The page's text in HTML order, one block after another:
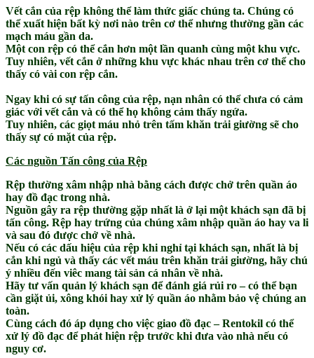
Vết cắn của rệp không thể làm thức giấc chúng ta. Chúng có
thể xuất hiện bất kỳ nơi nào trên cơ thể nhưng thường gần các
mạch máu gần da.
Một con rệp có thể cắn hơn một lần quanh cùng một khu vực.
Tuy nhiên, vết cắn ở những khu vực khác nhau trên cơ thể cho
thấy có vài con rệp cắn.
Ngay khi có sự tấn công của rệp, nạn nhân có thể chưa có cảm
giác với vết cắn và có thể họ không cảm thấy ngứa.
Tuy nhiên, các giọt máu nhỏ trên tấm khăn trải giường sẽ cho
thấy sự có mặt của rệp.
Các nguồn Tấn công của Rệp
Rệp thường xâm nhập nhà bằng cách được chở trên quần áo
hay đồ đạc trong nhà.
Nguồn gây ra rệp thường gặp nhất là ở lại một khách sạn đã bị
tấn công. Rệp hay trứng của chúng xâm nhập quần áo hay va li
và sau đó được chở về nhà.
Nếu có các dấu hiệu của rệp khi nghỉ tại khách sạn, nhất là bị
cắn khi ngủ và thấy các vết máu trên khăn trải giường, hãy chú
ý nhiều đến viêc mang tài sản cá nhân về nhà.
Hãy tư vấn quản lý khách sạn để đánh giá rủi ro – có thể bạn
cần giặt ủi, xông khói hay xử lý quần áo nhằm bảo vệ chúng an
toàn.
Cùng cách đó áp dụng cho việc giao đồ đạc – Rentokil có thể
xử lý đồ đạc để phát hiện rệp trước khi đưa vào nhà nếu có
nguy cơ.